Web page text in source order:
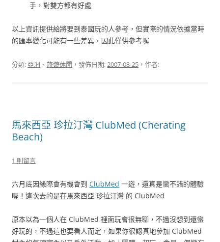
手，對雙方都有好處
以上資訊提供給將要到泰國玩的人參考，但實際的情況依據當時
的匯率變化可能有一些差異，因此僅供參考喔
分類: 亞洲 、 旅遊休閒 ，發佈日期:2007-08-25 ，作者:
馬來西亞 珍拉汀灣 ClubMed (Cherating
Beach)
1 則留言
六月底因緣際會有機會到 ClubMed 一遊，還真是蠻不錯的體驗
喔！這次去的是在馬來西亞 珍拉汀灣 的 ClubMed
原本以為一個人在 ClubMed 裡面玩會很無聊，不過沒想到還蠻
好玩的，不過這也要看人而定，如果你很認真地參加 ClubMed